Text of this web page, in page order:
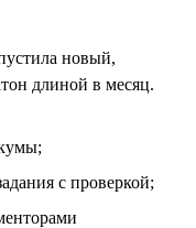
новый,
длиной в месяц.
с проверкой;